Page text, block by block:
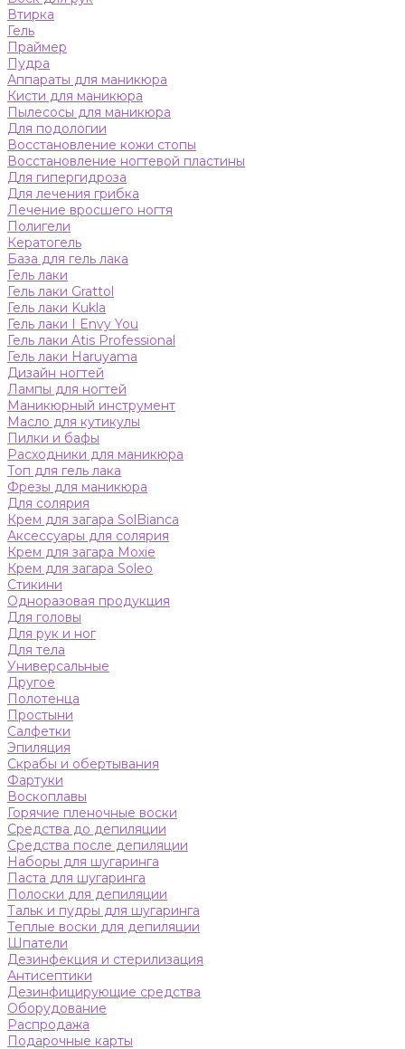
Втирка
Гель
Праймер
Пудра
Аппараты для маникюра
Кисти для маникюра
Пылесосы для маникюра
Для подологии
Восстановление кожи стопы
Восстановление ногтевой пластины
Для гипергидроза
Для лечения грибка
Лечение вросшего ногтя
Полигели
Кератогель
База для гель лака
Гель лаки
Гель лаки Grattol
Гель лаки Kukla
Гель лаки I Envy You
Гель лаки Atis Professional
Гель лаки Haruyama
Дизайн ногтей
Лампы для ногтей
Маникюрный инструмент
Масло для кутикулы
Пилки и бафы
Расходники для маникюра
Топ для гель лака
Фрезы для маникюра
Для солярия
Крем для загара SolBianca
Аксессуары для солярия
Крем для загара Moxie
Крем для загара Soleo
Стикини
Одноразовая продукция
Для головы
Для рук и ног
Для тела
Универсальные
Другое
Полотенца
Простыни
Салфетки
Эпиляция
Скрабы и обертывания
Фартуки
Воскоплавы
Горячие пленочные воски
Средства до депиляции
Средства после депиляции
Наборы для шугаринга
Паста для шугаринга
Полоски для депиляции
Тальк и пудры для шугаринга
Теплые воски для депиляции
Шпатели
Дезинфекция и стерилизация
Антисептики
Дезинфицирующие средства
Оборудование
Распродажа
Подарочные карты